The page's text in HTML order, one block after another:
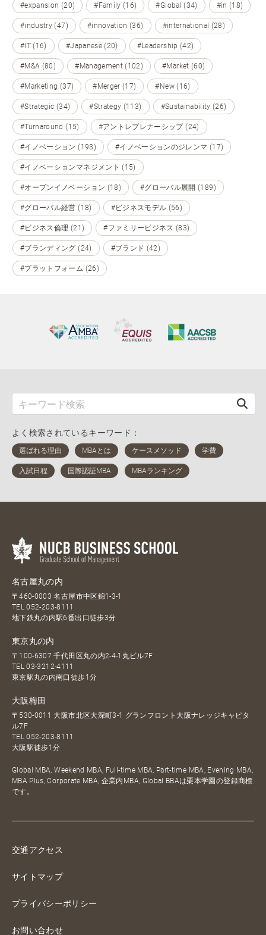
#expansion (20) #Family (16) #Global (34) #in (18)
#industry (47) #innovation (36) #international (28)
#IT (16) #Japanese (20) #Leadership (42)
#M&A (80) #Management (102) #Market (60)
#Marketing (37) #Merger (17) #New (16)
#Strategic (34) #Strategy (113) #Sustainability (26)
#Turnaround (15) #アントレプレナーシップ (24)
#イノベーション (193) #イノベーションのジレンマ (17)
#イノベーションマネジメント (15)
#オープンイノベーション (18) #グローバル展開 (189)
#グローバル経営 (18) #ビジネスモデル (56)
#ビジネス倫理 (21) #ファミリービジネス (83)
#ブランディング (24) #ブランド (42)
#プラットフォーム (26)
よく検索されているキーワード：
名古屋丸の内
〒460-0003 名古屋市中区錦1-3-1
TEL052-203-8111
地下鉄丸の内駅6番出口徒歩3分
東京丸の内
〒100-6307 千代田区丸の内2-4-1丸ビル7F
TEL03-3212-4111
東京駅丸の内南口徒歩1分
大阪梅田
〒530-0011 大阪市北区大深町3-1 グランフロント大阪ナレッジキャピタ
ル7F
TEL052-203-8111
大阪駅徒歩1分
Global MBA, Weekend MBA, Full-time MBA, Part-time MBA, Evening MBA,
MBA Plus, Corporate MBA, 企業内MBA, Global BBAは栗本学園の登録商標
です。
交通アクセス
サイトマップ
プライバシーポリシー
お問い合わせ